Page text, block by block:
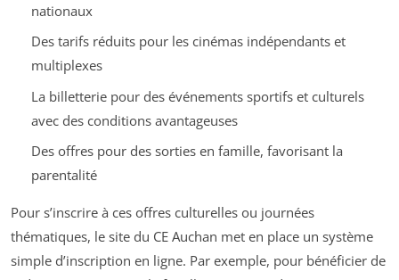
nationaux
Des tarifs réduits pour les cinémas indépendants et
multiplexes
La billetterie pour des événements sportifs et culturels
avec des conditions avantageuses
Des offres pour des sorties en famille, favorisant la
parentalité
Pour s’inscrire à ces offres culturelles ou journées
thématiques, le site du CE Auchan met en place un système
simple d’inscription en ligne. Par exemple, pour bénéficier de